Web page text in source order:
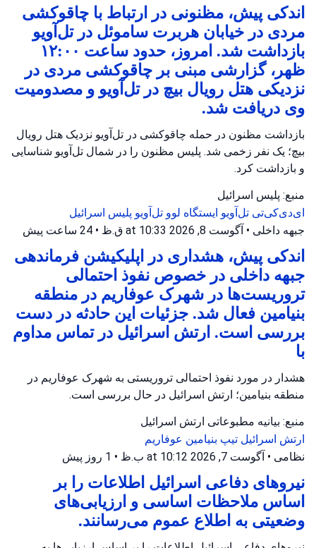
اندکی پیش، مظنونی در ارتباط با چاقوکشی
مردی در خیابان هربرت ساموئل در تل‌آویو
بازداشت شد. امروز، حدود ساعت ۱۲:۰۰
ظهر، گزارشی مبنی بر چاقوکشی مردی در
نزدیکی هتل رویال بیچ در تل‌آویو و مصدومیت
وی دریافت شد.
بازداشت مظنون در حمله چاقوکشی در تل‌آویو نزدیک هتل رویال
بیچ؛ یک نفر زخمی شد. پلیس مظنون را در شمال تل‌آویو شناسایی
و بازداشت کرد.
منبع: پلیس اسرائیل
ای‌دی‌کی‌تی تل‌آویو ایستگاه لوو تل‌آویو پلیس اسرائیل
جبهه داخلی • آگوست 8, 2026 at 10:33 ق.ظ • 24 ساعت پیش
اندکی پیش، هشداری در اپلیکیشن فرماندهی
جبهه داخلی در خصوص نفوذ احتمالی
تروریست‌ها در شهرک عوفاریم در منطقه
بنیامین فعال شد. جزئیات این حادثه در دست
بررسی است. ارتش اسرائیل در تماس مداوم
با
هشدار در مورد نفوذ احتمالی تروریستی به شهرک عوفاریم در
منطقه بنیامین؛ ارتش اسرائیل در حال بررسی است.
منبع: بیانیه مطبوعاتی ارتش اسرائیل
ارتش اسرائیل تیپ بنیامین عوفاریم
نظامی • آگوست 7, 2026 at 10:12 ب.ظ • 1 روز پیش
نیروهای دفاعی اسرائیل اطلاعات را بر
اساس ملاحظات اساسی و ارزیابی‌های
وضعیتی به اطلاع عموم می‌رسانند.